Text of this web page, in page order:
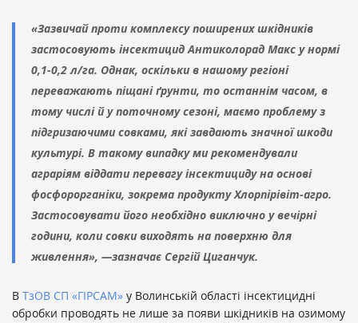
«Зазвичай проти комплексу поширених шкідників
застосовують інсектицид Антиколорад Макс у нормі
0,1-0,2 л/га. Однак, оскільки в нашому регіоні
переважають піщані ґрунти, то останнім часом, в
тому числі й у поточному сезоні, маємо проблему з
підгризаючими совками, які завдають значної шкоди
культурі. В такому випадку ми рекомендували
аграріям віддати перевагу інсектициду на основі
фосфорорганіки, зокрема продукту Хлорпірівіт-агро.
Застосовувати його необхідно виключно у вечірні
години, коли совки виходять на поверхню для
живлення», —зазначає Сергій Циганчук.
В ТзОВ СП «ГІРСАМ» у Волинській області інсектицидні
обробки проводять не лише за появи шкідників на озимому